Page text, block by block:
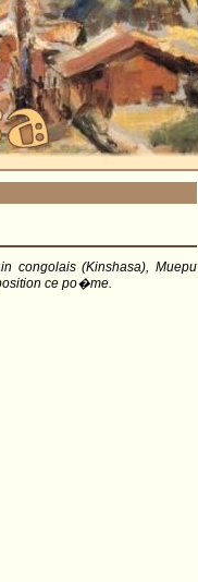
congolais (Kinshasa), Muepu
ce po�me.